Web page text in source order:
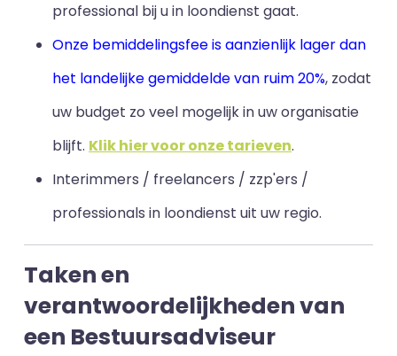
professional bij u in loondienst gaat.
Onze bemiddelingsfee is aanzienlijk lager dan
het landelijke gemiddelde van ruim 20%, zodat
uw budget zo veel mogelijk in uw organisatie
blijft. Klik hier voor onze tarieven.
Interimmers / freelancers / zzp'ers /
professionals in loondienst uit uw regio.
Taken en
verantwoordelijkheden van
een Bestuursadviseur